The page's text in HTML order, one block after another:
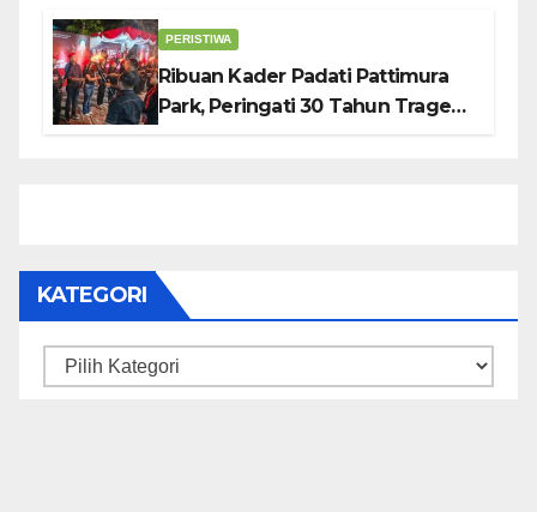
PERISTIWA
Ribuan Kader Padati Pattimura
Park, Peringati 30 Tahun Tragedi
KATEGORI
Kategori